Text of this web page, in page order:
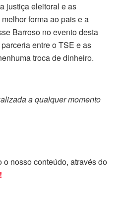
justiça eleitoral e as
forma ao pais e a
Barroso no evento desta
entre o TSE e as
troca de dinheiro.
a qualquer momento
nosso conteúdo, através do